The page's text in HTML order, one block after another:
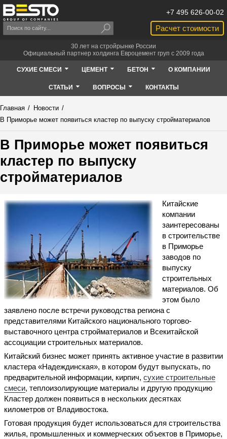
Расчет стоимости
+7 495 626-00-02
30 лет на стройрынке России
Официальный партнер холдинга Евроцемент груп с 2009 года
СУХИЕ СМЕСИ ЦЕМЕНТ БЕТОН О КОМПАНИИ
СТАТЬИ ВОПРОСЫ КОНТАКТЫ
Главная / Новости /
В Приморье может появиться кластер по выпуску стройматериалов
В Приморье может появиться
кластер по выпуску
стройматериалов
Китайские
компании
заинтересованы
в строительстве
в Приморье
заводов по
выпуску
строительных
материалов. Об
этом было
заявлено после встречи руководства региона с
представителями Китайского национального торгово-
выставочного центра стройматериалов и Всекитайской
ассоциации строительных материалов.
Китайский бизнес может принять активное участие в развитии
кластера «Надеждинская», в котором будут выпускать, по
предварительной информации, кирпич, сухие строительные
смеси, теплоизолирующие материалы и другую продукцию
Кластер должен появиться в нескольких десятках
километров от Владивостока.
Готовая продукция будет использоваться для строительства
жилья, промышленных и коммерческих объектов в Приморье,